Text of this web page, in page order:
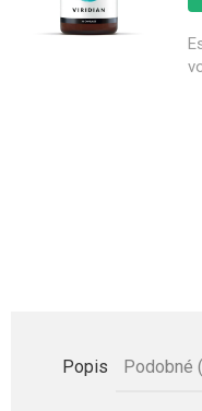
Popis Podobné